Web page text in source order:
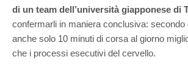
di un team dell’università giapponese di
confermarli in maniera conclusiva: secondo
anche solo 10 minuti di corsa al giorno
che i processi esecutivi del cervello.